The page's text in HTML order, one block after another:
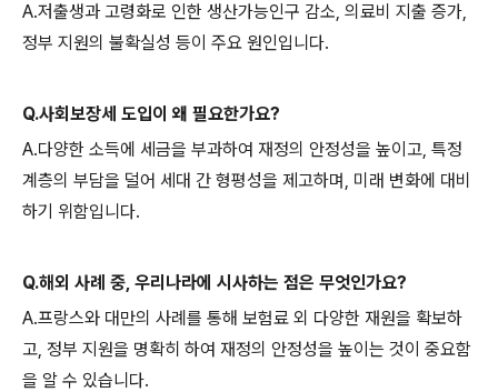
A.저출생과 고령화로 인한 생산가능인구 감소, 의료비 지출 증가,
정부 지원의 불확실성 등이 주요 원인입니다.
Q.사회보장세 도입이 왜 필요한가요?
A.다양한 소득에 세금을 부과하여 재정의 안정성을 높이고, 특정
계층의 부담을 덜어 세대 간 형평성을 제고하며, 미래 변화에 대비
하기 위함입니다.
Q.해외 사례 중, 우리나라에 시사하는 점은 무엇인가요?
A.프랑스와 대만의 사례를 통해 보험료 외 다양한 재원을 확보하
고, 정부 지원을 명확히 하여 재정의 안정성을 높이는 것이 중요함
을 알 수 있습니다.